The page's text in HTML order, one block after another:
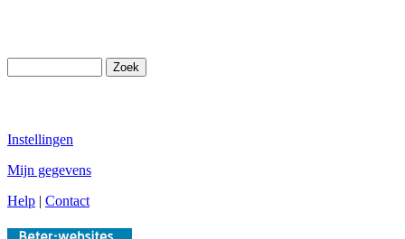
Instellingen
Mijn gegevens
Help | Contact